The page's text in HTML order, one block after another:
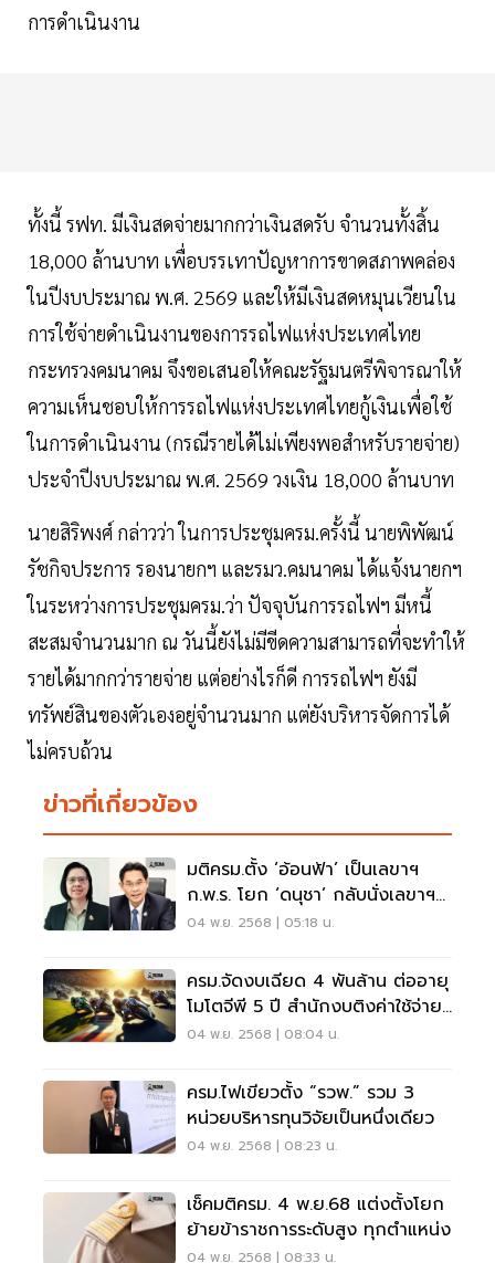
การดำเนินงาน
ทั้งนี้ รฟท. มีเงินสดจ่ายมากกว่าเงินสดรับ จำนวนทั้งสิ้น
18,000 ล้านบาท เพื่อบรรเทาปัญหาการขาดสภาพคล่อง
ในปีงบประมาณ พ.ศ. 2569 และให้มีเงินสดหมุนเวียนใน
การใช้จ่ายดำเนินงานของการรถไฟแห่งประเทศไทย
กระทรวงคมนาคม จึงขอเสนอให้คณะรัฐมนตรีพิจารณาให้
ความเห็นชอบให้การรถไฟแห่งประเทศไทยกู้เงินเพื่อใช้
ในการดำเนินงาน (กรณีรายได้ไม่เพียงพอสำหรับรายจ่าย)
ประจำปีงบประมาณ พ.ศ. 2569 วงเงิน 18,000 ล้านบาท
นายสิริพงศ์ กล่าวว่า ในการประชุมครม.ครั้งนี้ นายพิพัฒน์
รัชกิจประการ รองนายกฯ และรมว.คมนาคม ได้แจ้งนายกฯ
ในระหว่างการประชุมครม.ว่า ปัจจุบันการรถไฟฯ มีหนี้
สะสมจำนวนมาก ณ วันนี้ยังไม่มีขีดความสามารถที่จะทำให้
รายได้มากกว่ารายจ่าย แต่อย่างไรก็ดี การรถไฟฯ ยังมี
ทรัพย์สินของตัวเองอยู่จำนวนมาก แต่ยังบริหารจัดการได้
ไม่ครบถ้วน
ข่าวที่เกี่ยวข้อง
มติครม.ตั้ง ‘อ้อนฟ้า’ เป็นเลขาฯ
ก.พ.ร. โยก ‘ดนุชา’ กลับนั่งเลขาฯ
สศช.
04 พ.ย. 2568 | 05:18 น.
ครม.จัดงบเฉียด 4 พันล้าน ต่ออายุ
โมโตจีพี 5 ปี สำนักงบติงค่าใช้จ่าย
สูง
04 พ.ย. 2568 | 08:04 น.
ครม.ไฟเขียวตั้ง “รวพ.” รวม 3
หน่วยบริหารทุนวิจัยเป็นหนึ่งเดียว
04 พ.ย. 2568 | 08:23 น.
เช็คมติครม. 4 พ.ย.68 แต่งตั้งโยก
ย้ายข้าราชการระดับสูง ทุกตำแหน่ง
04 พ.ย. 2568 | 08:33 น.